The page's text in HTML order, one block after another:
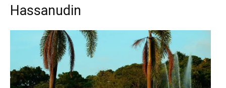
Hassanudin